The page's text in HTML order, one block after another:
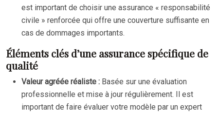
est important de choisir une assurance « responsabilité
civile » renforcée qui offre une couverture suffisante en
cas de dommages importants.
Éléments clés d’une assurance spécifique de
qualité
Valeur agréée réaliste : Basée sur une évaluation
professionnelle et mise à jour régulièrement. Il est
important de faire évaluer votre modèle par un expert